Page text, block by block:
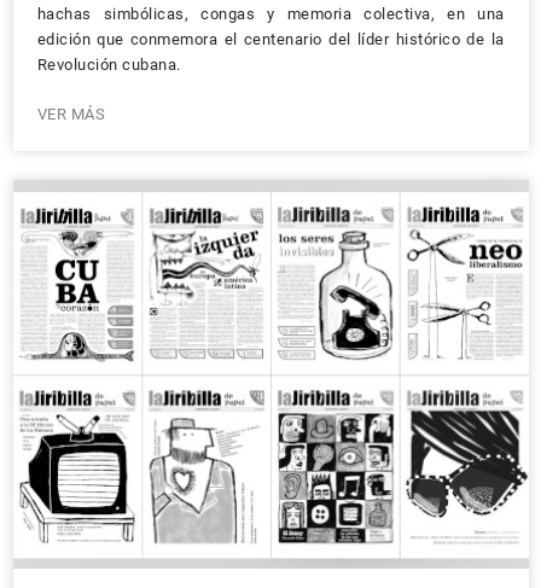
hachas simbólicas, congas y memoria colectiva, en una
edición que conmemora el centenario del líder histórico de la
Revolución cubana.
VER MÁS